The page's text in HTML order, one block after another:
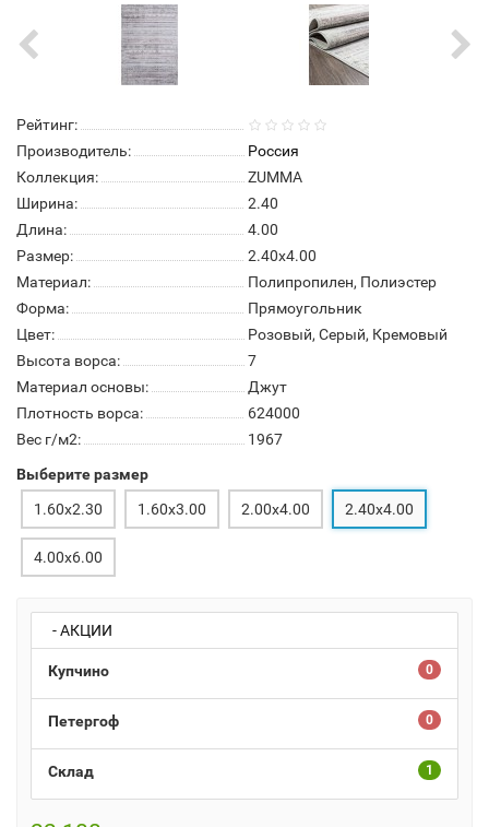
Рейтинг:
Производитель:
Россия
Коллекция:
ZUMMA
Ширина:
2.40
Длина:
4.00
Размер:
2.40x4.00
Материал:
Полипропилен, Полиэстер
Форма:
Прямоугольник
Цвет:
Розовый, Серый, Кремовый
Высота ворса:
7
Материал основы:
Джут
Плотность ворса:
624000
Вес г/м2:
1967
Выберите размер
1.60x2.30
1.60x3.00 2.00x4.00 2.40x4.00
4.00x6.00
- АКЦИИ
Купчино 0
Петергоф 0
Склад 1